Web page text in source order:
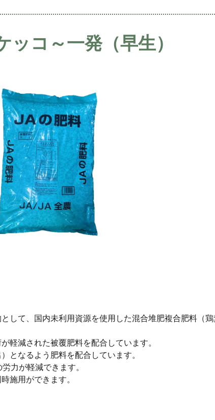
ッコ～一発（早生）
して、国内未利用資源を使用した混合堆肥複合肥料（
軽減された被覆肥料を配合しています。
となるよう肥料を配合しています。
力が軽減できます。
施用ができます。